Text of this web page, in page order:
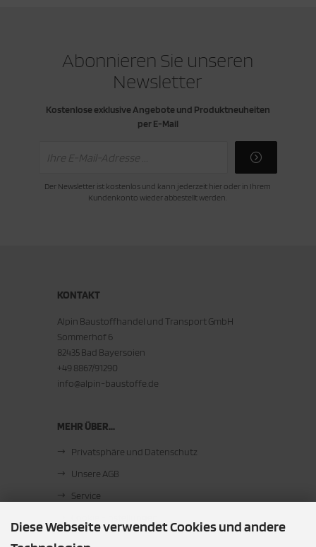
Abonnieren Sie unseren
Newsletter
Kostenlose exklusive Angebote und Produktneuheiten
per E-Mail
Der Newsletter ist kostenlos und kann jederzeit hier oder in Ihrem
Kundenkonto wieder abbestellt werden.
KONTAKT
Alpin Baustoffhandel und Transport GmbH
Sommerhof 6
82435 Bad Bayersoien
+49 8867/91290
info@alpin-baustoffe.de
MEHR ÜBER...
Privatsphäre und Datenschutz
Unsere AGB
Service
Diese Webseite verwendet Cookies und andere